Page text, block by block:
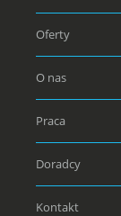
Oferty
O nas
Praca
Doradcy
Kontakt